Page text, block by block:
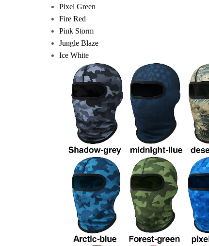
Pixel Green
Fire Red
Pink Storm
Jungle Blaze
Ice White